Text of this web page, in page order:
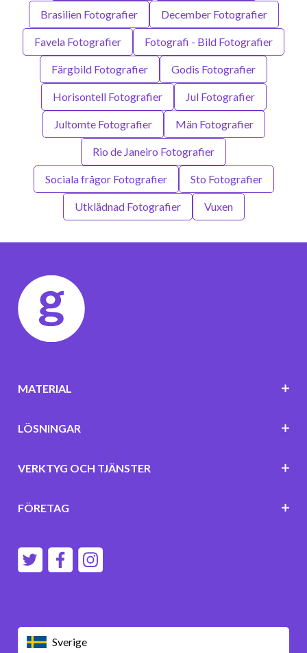
Brasilien Fotografier December Fotografier
Favela Fotografier Fotografi - Bild Fotografier
Färgbild Fotografier Godis Fotografier
Horisontell Fotografier Jul Fotografier
Jultomte Fotografier Män Fotografier
Rio de Janeiro Fotografier
Sociala frågor Fotografier Sto Fotografier
Utklädnad Fotografier Vuxen
Sverige
MATERIAL
LÖSNINGAR
VERKTYG OCH TJÄNSTER
FÖRETAG